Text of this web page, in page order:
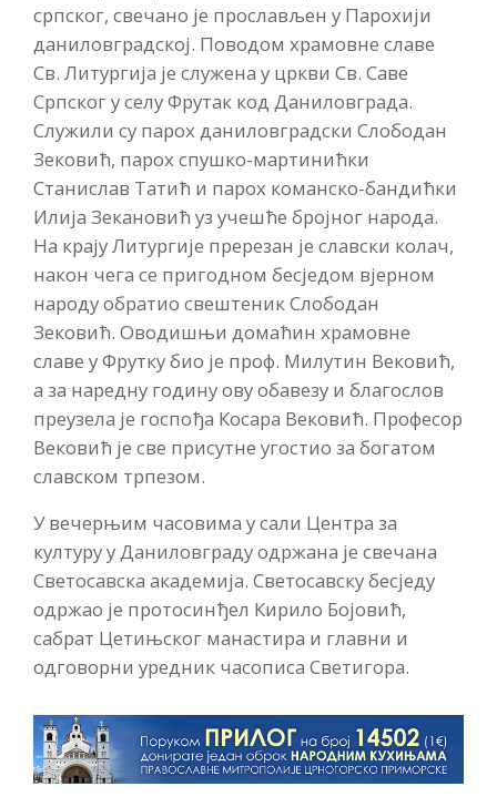
српског, свечано је прослављен у Парохији
даниловградској. Поводом храмовне славе
Св. Литургија је служена у цркви Св. Саве
Српског у селу Фрутак код Даниловграда.
Служили су парох даниловградски Слободан
Зековић, парох спушко-мартинићки
Станислав Татић и парох команско-бандићки
Илија Зекановић уз учешће бројног народа.
На крају Литургије пререзан је славски колач,
након чега се пригодном бесједом вјерном
народу обратио свештеник Слободан
Зековић. Оводишњи домаћин храмовне
славе у Фрутку био је проф. Милутин Вековић,
а за наредну годину ову обавезу и благослов
преузела је госпођа Косара Вековић. Професор
Вековић је све присутне угостио за богатом
славском трпезом.
У вечерњим часовима у сали Центра за
културу у Даниловграду одржана је свечана
Светосавска академија. Светосавску бесједу
одржао је протосинђел Кирило Бојовић,
сабрат Цетињског манастира и главни и
одговорни уредник часописа Светигора.